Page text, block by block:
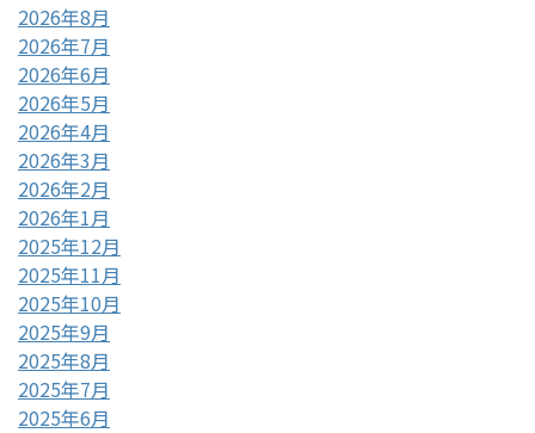
2026年8月
2026年7月
2026年6月
2026年5月
2026年4月
2026年3月
2026年2月
2026年1月
2025年12月
2025年11月
2025年10月
2025年9月
2025年8月
2025年7月
2025年6月